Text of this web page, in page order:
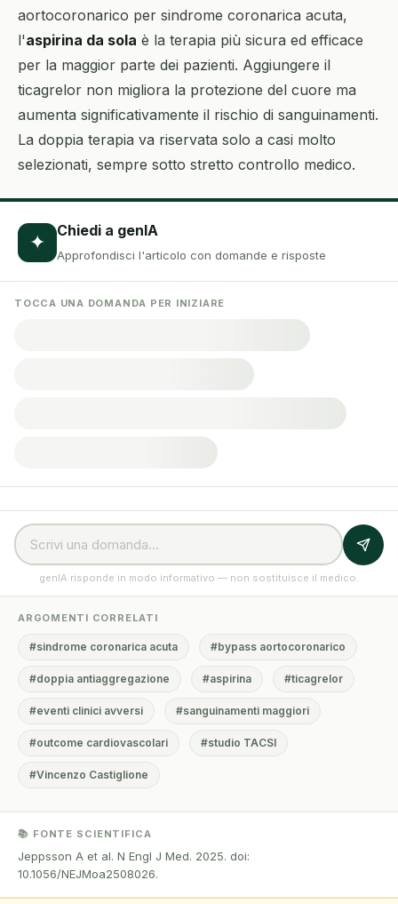
aortocoronarico per sindrome coronarica acuta,
l'aspirina da sola è la terapia più sicura ed efficace
per la maggior parte dei pazienti. Aggiungere il
ticagrelor non migliora la protezione del cuore ma
aumenta significativamente il rischio di sanguinamenti.
La doppia terapia va riservata solo a casi molto
selezionati, sempre sotto stretto controllo medico.
✦ Chiedi a genIA
Approfondisci l'articolo con domande e risposte
TOCCA UNA DOMANDA PER INIZIARE
genIA risponde in modo informativo — non sostituisce il medico.
ARGOMENTI CORRELATI
#sindrome coronarica acuta #bypass aortocoronarico
#doppia antiaggregazione #aspirina #ticagrelor
#eventi clinici avversi #sanguinamenti maggiori
#outcome cardiovascolari #studio TACSI
#Vincenzo Castiglione
📚 FONTE SCIENTIFICA
Jeppsson A et al. N Engl J Med. 2025. doi:
10.1056/NEJMoa2508026.